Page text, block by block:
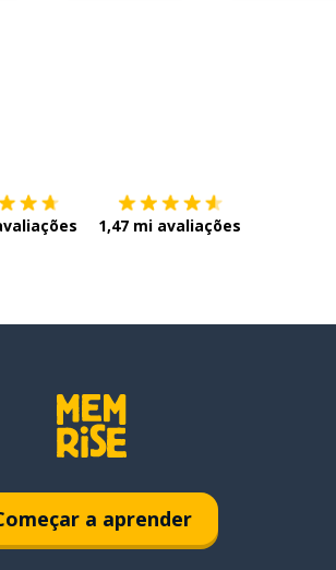
1,47 mi avaliações
a aprender